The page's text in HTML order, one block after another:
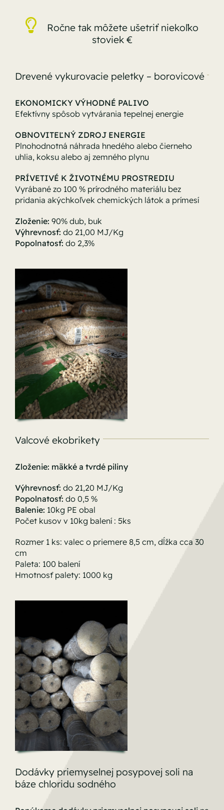
Ročne tak môžete ušetriť niekoľko
stoviek €
Drevené vykurovacie peletky – borovicové
EKONOMICKY VÝHODNÉ PALIVO
Efektívny spôsob vytvárania tepelnej energie
OBNOVITEĽNÝ ZDROJ ENERGIE
Plnohodnotná náhrada hnedého alebo čierneho
uhlia, koksu alebo aj zemného plynu
PRÍVETIVÉ K ŽIVOTNÉMU PROSTREDIU
Vyrábané zo 100 % prírodného materiálu bez
pridania akýchkoľvek chemických látok a prímesí
Zloženie: 90% dub, buk
Výhrevnosť: do 21,00 MJ/Kg
Popolnatosť: do 2,3%
Valcové ekobrikety
Zloženie: mäkké a tvrdé piliny
Výhrevnosť: do 21,20 MJ/Kg
Popolnatosť: do 0,5 %
Balenie: 10kg PE obal
Počet kusov v 10kg balení : 5ks
Rozmer 1 ks: valec o priemere 8,5 cm, dĺžka cca 30
cm
Paleta: 100 balení
Hmotnosť palety: 1000 kg
Dodávky priemyselnej posypovej soli na
báze chloridu sodného